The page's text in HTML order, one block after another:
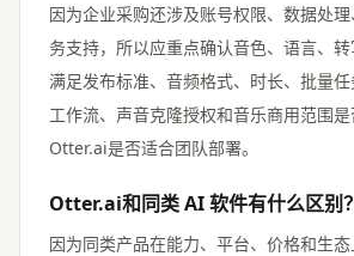
因为企业采购还涉及账号权限、数据处
务支持，所以应重点确认音色、语言、
满足发布标准、音频格式、时长、批量
工作流、声音克隆授权和音乐商用范围
Otter.ai是否适合团队部署。
Otter.ai和同类 AI 软件有什么区别？
因为同类产品在能力、平台、价格和生